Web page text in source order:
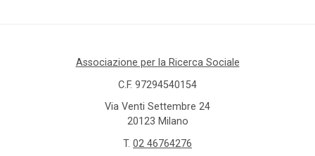
Associazione per la Ricerca Sociale
C.F. 97294540154
Via Venti Settembre 24
20123 Milano
T. 02 46764276